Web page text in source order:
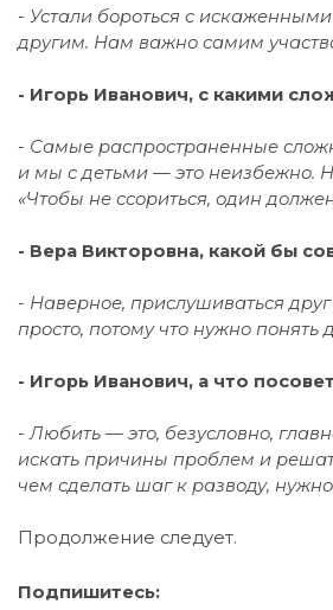
- Устали бороться с
другим. Нам важно самим
- Игорь Иванович, с какими
- Самые распространенные
и мы с детьми — это неизбежно.
«Чтобы не ссориться, один
- Вера Викторовна, какой бы
- Наверное, прислушиваться
просто, потому что нужно понять
- Игорь Иванович, а что
- Любить — это, безусловно,
искать причины проблем и
чем сделать шаг к разводу,
Продолжение следует.
Подпишитесь: